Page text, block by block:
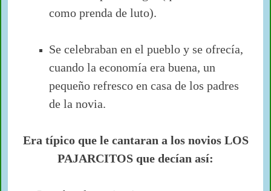
como prenda de luto).
Se celebraban en el pueblo y se ofrecía,
cuando la economía era buena, un
pequeño refresco en casa de los padres
de la novia.
Era típico que le cantaran a los novios LOS
PAJARCITOS que decían así: